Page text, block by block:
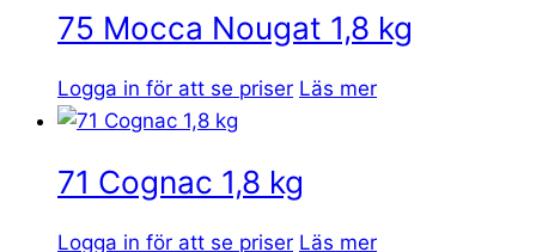
75 Mocca Nougat 1,8 kg
Logga in för att se priser Läs mer
71 Cognac 1,8 kg
Logga in för att se priser Läs mer